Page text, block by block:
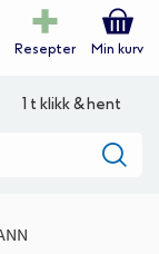
Resepter Min kurv
1 t klikk & hent